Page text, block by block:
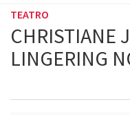
TEATRO
CHRISTIANE
LINGERING